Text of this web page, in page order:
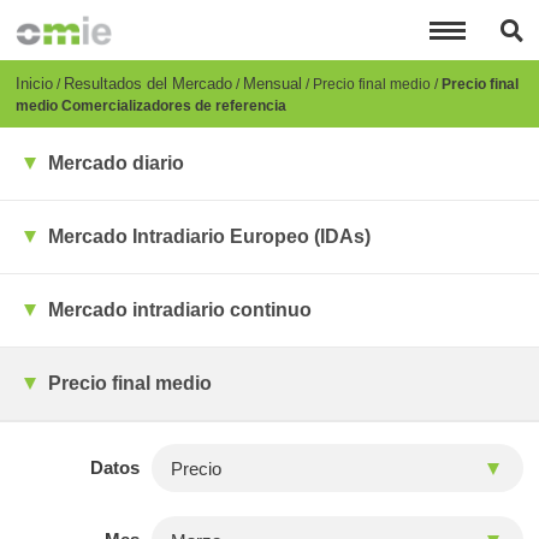
principal
Breadcrumb
Inicio Resultados del Mercado Mensual Precio final medio Precio final
medio Comercializadores de referencia
Mercado diario
Mercado Intradiario Europeo (IDAs)
Mercado intradiario continuo
Precio final medio
Datos